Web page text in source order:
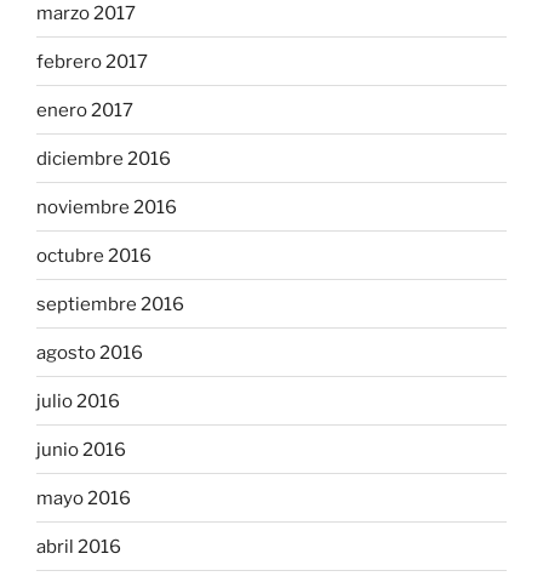
marzo 2017
febrero 2017
enero 2017
diciembre 2016
noviembre 2016
octubre 2016
septiembre 2016
agosto 2016
julio 2016
junio 2016
mayo 2016
abril 2016